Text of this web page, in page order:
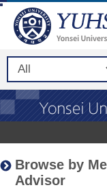
Browse by
Advisor